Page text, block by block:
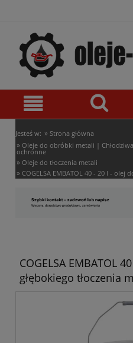
Jesteś w: » Strona główna
» Oleje do obróbki metali |
ochronne
» Oleje do tłoczenia metali
» COGELSA EMBATOL 40 - 20 l - olej
COGELSA EMBATOL
głębokiego tłoczenia